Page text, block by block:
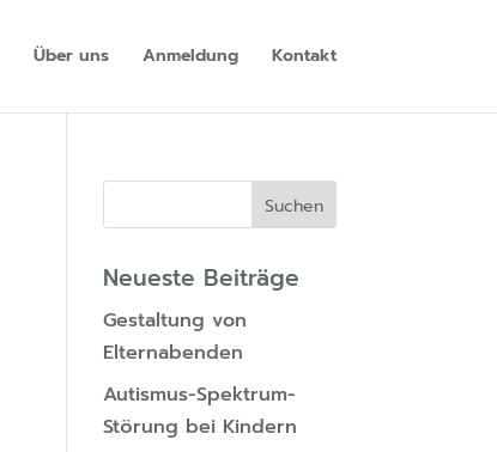
Über uns Anmeldung Kontakt
Neueste Beiträge
Gestaltung von
Elternabenden
Autismus-Spektrum-
Störung bei Kindern